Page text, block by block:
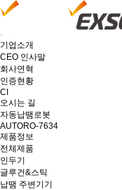
기업소개
CEO 인사말
회사연혁
인증현황
CI
오시는 길
자동납땜로봇
AUTORO-7634
제품정보
전체제품
인두기
글루건&스틱
납땜 주변기기